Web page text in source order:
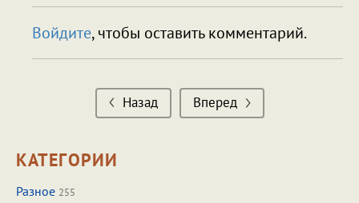
Войдите, чтобы оставить комментарий.
Назад Вперед
КАТЕГОРИИ
Разное 255